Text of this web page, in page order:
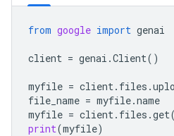
from google import genai
client = genai .Client()
myfile = client. files .
file_name = myfile.name
myfile = client. files .get(
print(myfile)